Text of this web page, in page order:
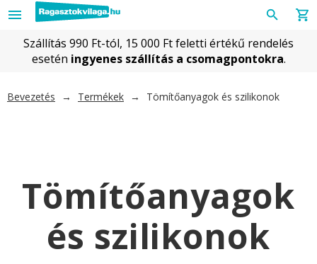
Szállítás 990 Ft-tól, 15 000 Ft feletti értékű rendelés
esetén ingyenes szállítás a csomagpontokra.
Bevezetés → Termékek → Tömítőanyagok és szilikonok
Tömítőanyagok
és szilikonok